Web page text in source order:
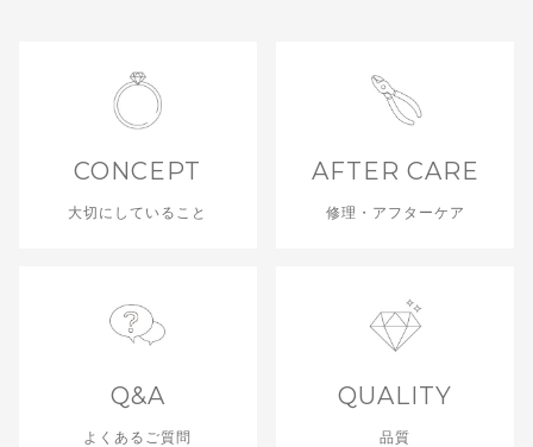
CONCEPT
大切にしていること
AFTER CARE
修理・アフターケア
Q&A
よくあるご質問
QUALITY
品質